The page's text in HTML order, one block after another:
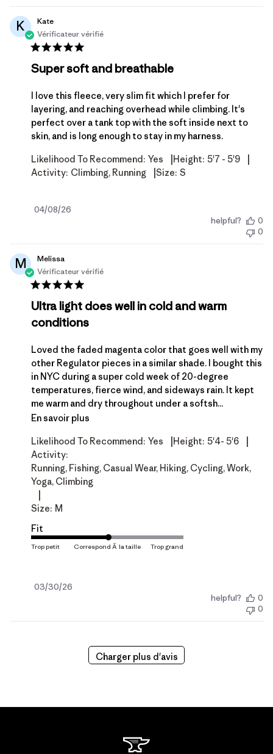
K
Kate
Vérificateur vérifié
Super soft and breathable
I love this fleece, very slim fit which I prefer for
layering, and reaching overhead while climbing. It's
perfect over a tank top with the soft inside next to
skin, and is long enough to stay in my harness.
Likelihood To Recommend: Yes Height: 5'7 - 5'9
Activity: Climbing, Running Size: S
Date
04/08/26
helpful?
0
0
M
Melissa
Vérificateur vérifié
Ultra light does well in cold and warm
conditions
Loved the faded magenta color that goes well with my
other Regulator pieces in a similar shade. I bought this
in NYC during a super cold week of 20-degree
temperatures, fierce wind, and sideways rain. It kept
me warm and dry throughout under a softsh...
En savoir plus
Likelihood To Recommend: Yes Height: 5'4- 5'6
Activity:
Running, Fishing, Casual Wear, Hiking, Cycling, Work,
Yoga, Climbing
Size: M
Fit
Date
03/30/26
helpful?
0
0
Charger plus d'avis